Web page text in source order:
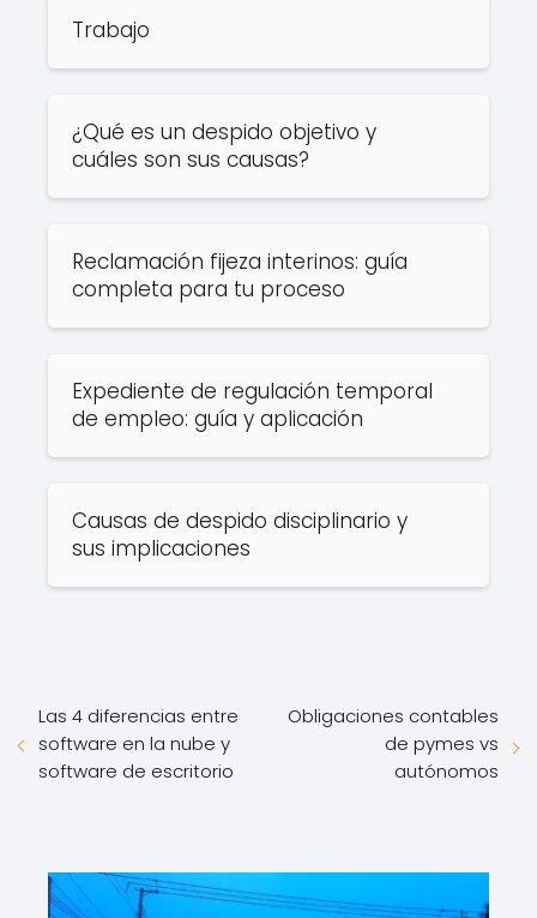
Trabajo
¿Qué es un despido objetivo y
cuáles son sus causas?
Reclamación fijeza interinos: guía
completa para tu proceso
Expediente de regulación temporal
de empleo: guía y aplicación
Causas de despido disciplinario y
sus implicaciones
Las 4 diferencias entre
software en la nube y
software de escritorio
Obligaciones contables
de pymes vs
autónomos